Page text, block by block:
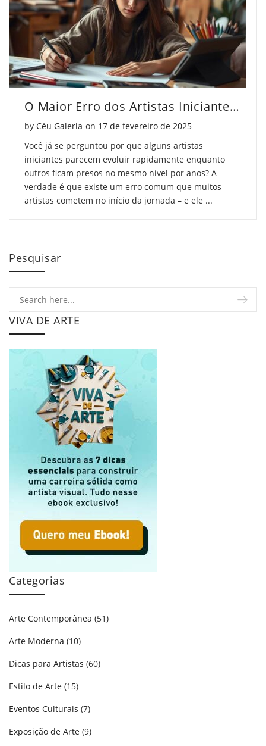
O Maior Erro dos Artistas Iniciantes (e Como Evitar)
by Céu Galeria on Posted on
17 de fevereiro de 2025
Você já se perguntou por que alguns artistas
iniciantes parecem evoluir rapidamente enquanto
outros ficam presos no mesmo nível por anos? A
verdade é que existe um erro comum que muitos
artistas cometem no início da jornada – e ele ...
Pesquisar
VIVA DE ARTE
Categorias
Arte Contemporânea (51)
Arte Moderna (10)
Dicas para Artistas (60)
Estilo de Arte (15)
Eventos Culturais (7)
Exposição de Arte (9)